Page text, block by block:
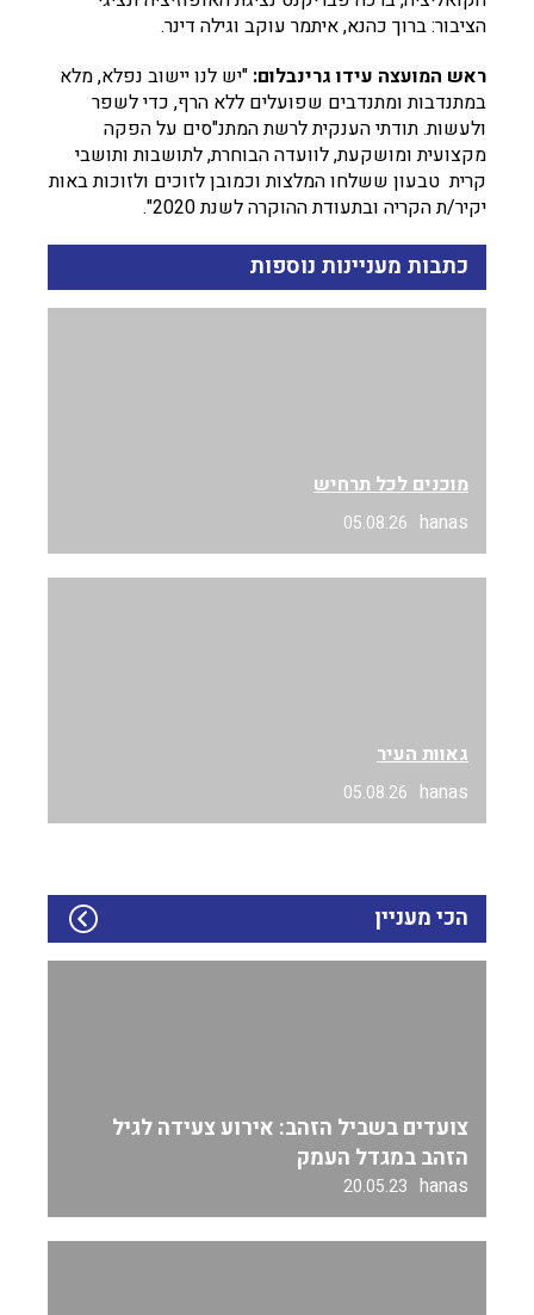
הציבור: ברוך כהנא, איתמר עוקב וגילה דינר.
ראש המועצה עידו גרינבלום: "יש לנו יישוב נפלא, מלא
במתנדבות ומתנדבים שפועלים ללא הרף, כדי לשפר
ולעשות. תודתי הענקית לרשת המתנ"סים על הפקה
מקצועית ומושקעת, לוועדה הבוחרת, לתושבות ותושבי
קרית טבעון ששלחו המלצות וכמובן לזוכים ולזוכות באות
יקיר/ת הקריה ובתעודת ההוקרה לשנת 2020".
כתבות מעניינות נוספות
מוכנים לכל תרחיש
hanas
05.08.26
גאוות העיר
hanas
05.08.26
הכי מעניין
צועדים בשביל הזהב: אירוע צעידה לגיל
הזהב במגדל העמק
hanas
20.05.23